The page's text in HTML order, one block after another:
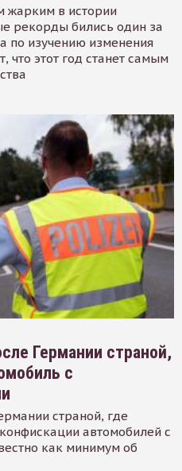
жарким в истории
рекорды бились один за
по изучению изменения
что этот год станет самым
Германии страной,
с
страной, где
автомобилей с
как минимум об